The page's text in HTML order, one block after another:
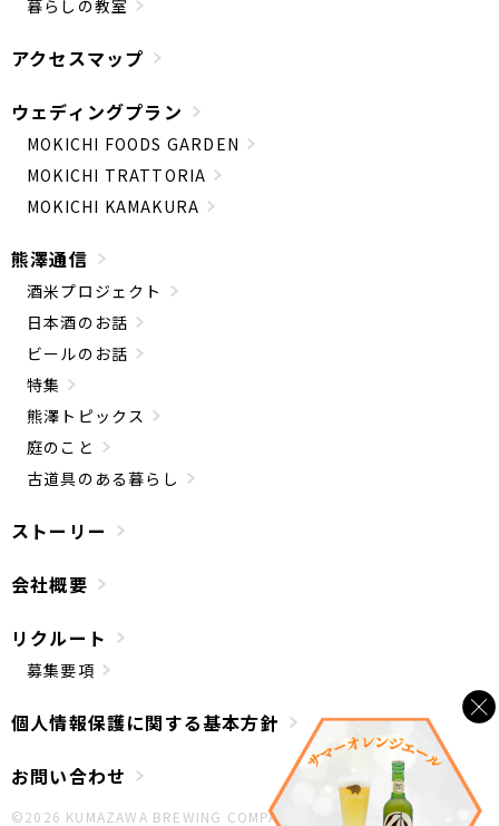
暮らしの教室
アクセスマップ
ウェディングプラン
MOKICHI FOODS GARDEN
MOKICHI TRATTORIA
MOKICHI KAMAKURA
熊澤通信
酒米プロジェクト
日本酒のお話
ビールのお話
特集
熊澤トピックス
庭のこと
古道具のある暮らし
ストーリー
会社概要
リクルート
募集要項
個人情報保護に関する基本方針
お問い合わせ
©︎2026 KUMAZAWA BREWING COMPANY.All Rights Reserved.